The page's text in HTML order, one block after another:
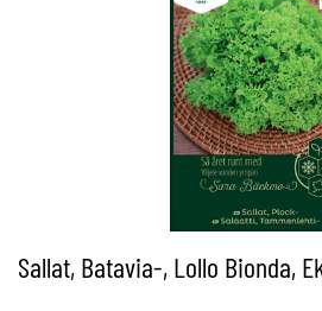
Sallat, Batavia-, Lollo Bionda,